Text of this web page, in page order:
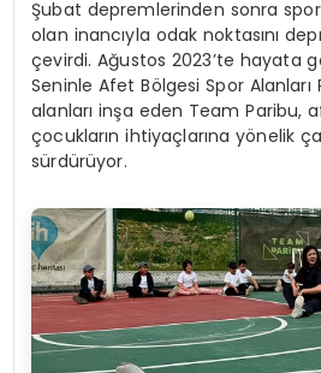
Şubat depremlerinden sonra
olan inancıyla odak noktasını
çevirdi. Ağustos 2023’te hayata
Seninle Afet Bölgesi Spor Alanları
alanları inşa eden Team Paribu,
çocukların ihtiyaçlarına yönelik
sürdürüyor.